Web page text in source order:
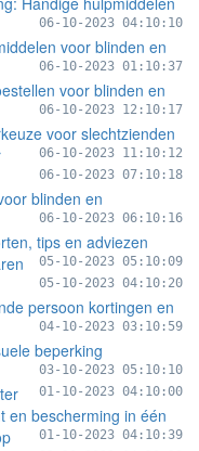
06-10-2023 04:10:10
voor blinden en
06-10-2023 01:10:37
voor blinden en
06-10-2023 12:10:17
voor slechtzienden
06-10-2023 11:10:12
06-10-2023 07:10:18
blinden en
06-10-2023 06:10:16
tips en adviezen
05-10-2023 05:10:09
05-10-2023 04:10:20
persoon kortingen en
04-10-2023 03:10:59
beperking
03-10-2023 05:10:10
01-10-2023 04:10:00
en bescherming in één
01-10-2023 04:10:39